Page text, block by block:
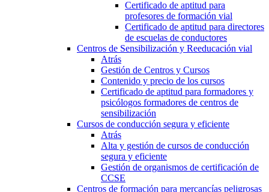
Certificado de aptitud para
profesores de formación vial
Certificado de aptitud para directores
de escuelas de conductores
Centros de Sensibilización y Reeducación vial
Atrás
Gestión de Centros y Cursos
Contenido y precio de los cursos
Certificado de aptitud para formadores y
psicólogos formadores de centros de
sensibilización
Cursos de conducción segura y eficiente
Atrás
Alta y gestión de cursos de conducción
segura y eficiente
Gestión de organismos de certificación de
CCSE
Centros de formación para mercancías peligrosas